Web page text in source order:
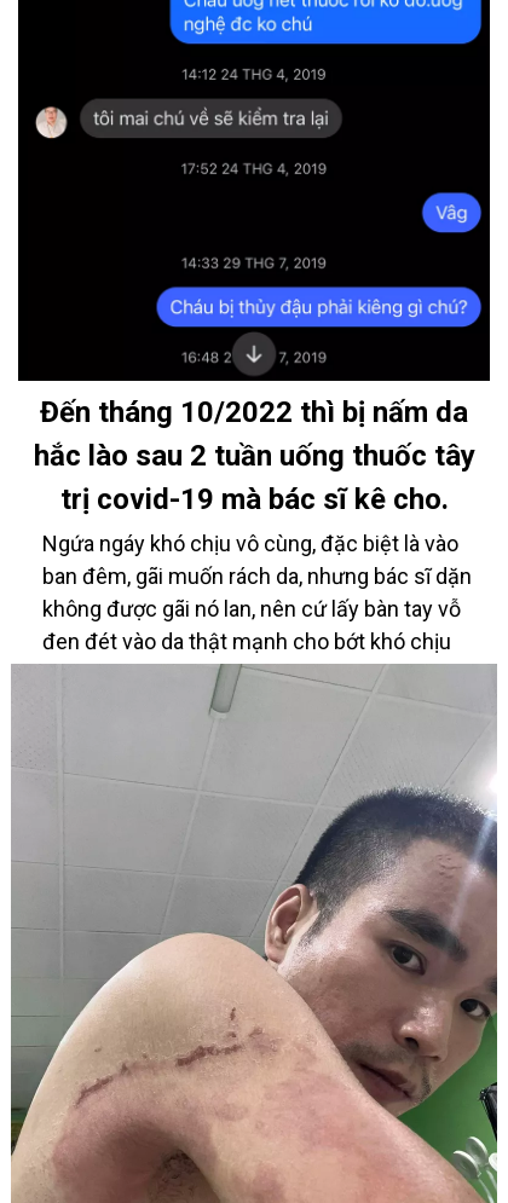
Đến tháng 10/2022 thì bị nấm da
hắc lào sau 2 tuần uống thuốc tây
trị covid-19 mà bác sĩ kê cho.
Ngứa ngáy khó chịu vô cùng, đặc biệt là vào
ban đêm, gãi muốn rách da, nhưng bác sĩ dặn
không được gãi nó lan, nên cứ lấy bàn tay vỗ
đen đét vào da thật mạnh cho bớt khó chịu